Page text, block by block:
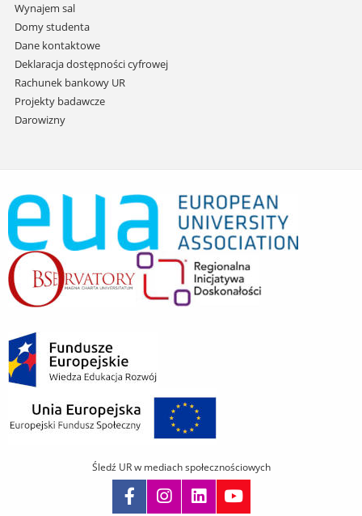
Wynajem sal
Domy studenta
Dane kontaktowe
Deklaracja dostępności cyfrowej
Rachunek bankowy UR
Projekty badawcze
Darowizny
Śledź UR w mediach społecznościowych